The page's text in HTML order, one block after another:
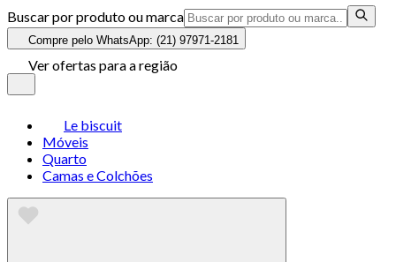
Buscar por produto ou marca
Compre pelo WhatsApp: (21) 97971-2181
Ver ofertas para a região
Le biscuit
Móveis
Quarto
Camas e Colchões